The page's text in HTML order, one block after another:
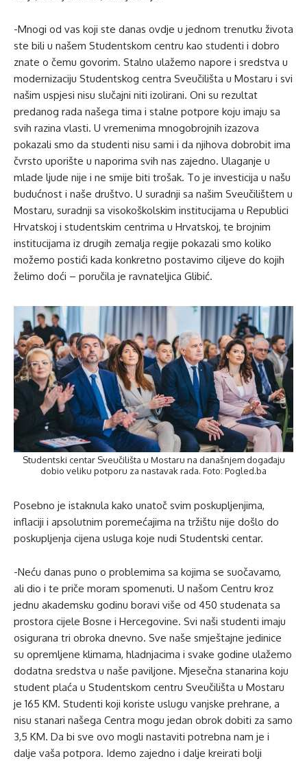
-Mnogi od vas koji ste danas ovdje u jednom trenutku života
ste bili u našem Studentskom centru kao studenti i dobro
znate o čemu govorim. Stalno ulažemo napore i sredstva u
modernizaciju Studentskog centra Sveučilišta u Mostaru i svi
našim uspjesi nisu slučajni niti izolirani. Oni su rezultat
predanog rada našega tima i stalne potpore koju imaju sa
svih razina vlasti. U vremenima mnogobrojnih izazova
pokazali smo da studenti nisu sami i da njihova dobrobit ima
čvrsto uporište u naporima svih nas zajedno. Ulaganje u
mlade ljude nije i ne smije biti trošak. To je investicija u našu
budućnost i naše društvo. U suradnji sa našim Sveučilištem u
Mostaru, suradnji sa visokoškolskim institucijama u Republici
Hrvatskoj i studentskim centrima u Hrvatskoj, te brojnim
institucijama iz drugih zemalja regije pokazali smo koliko
možemo postići kada konkretno postavimo ciljeve do kojih
želimo doći – poručila je ravnateljica Glibić.
Studentski centar Sveučilišta u Mostaru na današnjem događaju
dobio veliku potporu za nastavak rada. Foto: Pogled.ba
Posebno je istaknula kako unatoč svim poskupljenjima,
inflaciji i apsolutnim poremećajima na tržištu nije došlo do
poskupljenja cijena usluga koje nudi Studentski centar.
-Neću danas puno o problemima sa kojima se suočavamo,
ali dio i te priče moram spomenuti. U našom Centru kroz
jednu akademsku godinu boravi više od 450 studenata sa
prostora cijele Bosne i Hercegovine. Svi naši studenti imaju
osigurana tri obroka dnevno. Sve naše smještajne jedinice
su opremljene klimama, hladnjacima i svake godine ulažemo
dodatna sredstva u naše paviljone. Mjesečna stanarina koju
student plaća u Studentskom centru Sveučilišta u Mostaru
je 165 KM. Studenti koji koriste uslugu vanjske prehrane, a
nisu stanari našega Centra mogu jedan obrok dobiti za samo
3,5 KM. Da bi sve ovo mogli nastaviti potrebna nam je i
dalje vaša potpora. Idemo zajedno i dalje kreirati bolji